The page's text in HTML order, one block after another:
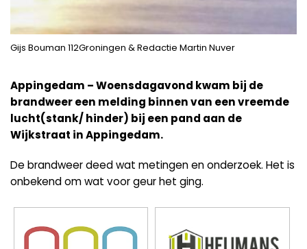
Gijs Bouman 112Groningen & Redactie Martin Nuver
Appingedam – Woensdagavond kwam bij de
brandweer een melding binnen van een vreemde
lucht(stank/ hinder) bij een pand aan de
Wijkstraat in Appingedam.
De brandweer deed wat metingen en onderzoek. Het is
onbekend om wat voor geur het ging.